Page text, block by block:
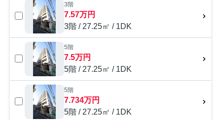
3階
7.57万円
3階 / 27.25㎡ / 1DK
5階
7.5万円
5階 / 27.25㎡ / 1DK
5階
7.734万円
5階 / 27.25㎡ / 1DK